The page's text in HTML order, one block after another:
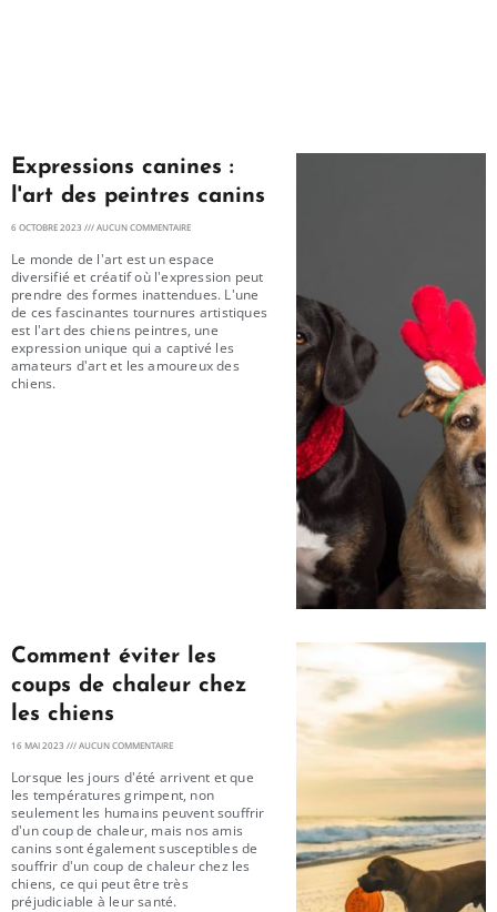
Expressions canines :
l'art des peintres canins
6 OCTOBRE 2023 AUCUN COMMENTAIRE
Le monde de l'art est un espace
diversifié et créatif où l'expression peut
prendre des formes inattendues. L'une
de ces fascinantes tournures artistiques
est l'art des chiens peintres, une
expression unique qui a captivé les
amateurs d'art et les amoureux des
chiens.
Comment éviter les
coups de chaleur chez
les chiens
16 MAI 2023 AUCUN COMMENTAIRE
Lorsque les jours d'été arrivent et que
les températures grimpent, non
seulement les humains peuvent souffrir
d'un coup de chaleur, mais nos amis
canins sont également susceptibles de
souffrir d'un coup de chaleur chez les
chiens, ce qui peut être très
préjudiciable à leur santé.